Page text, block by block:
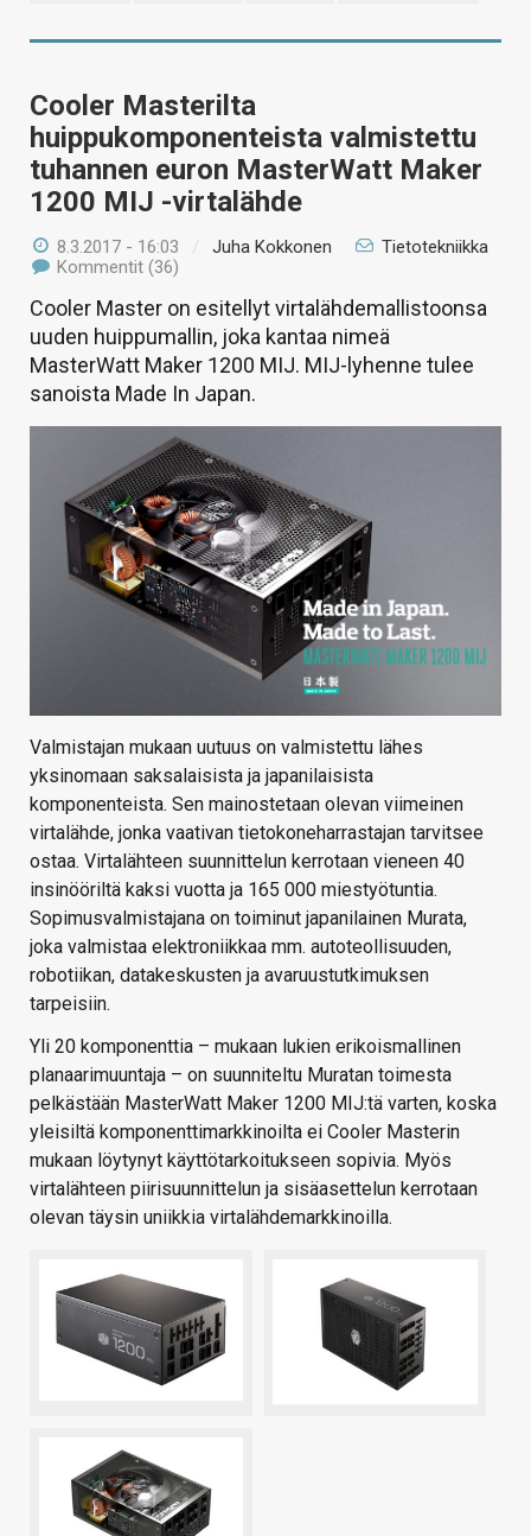
Cooler Masterilta
huippukomponenteista valmistettu
tuhannen euron MasterWatt Maker
1200 MIJ -virtalähde
8.3.2017 - 16:03 / Juha Kokkonen
Tietotekniikka
Kommentit (36)
Cooler Master on esitellyt virtalähdemallistoonsa
uuden huippumallin, joka kantaa nimeä
MasterWatt Maker 1200 MIJ. MIJ-lyhenne tulee
sanoista Made In Japan.
Valmistajan mukaan uutuus on valmistettu lähes
yksinomaan saksalaisista ja japanilaisista
komponenteista. Sen mainostetaan olevan viimeinen
virtalähde, jonka vaativan tietokoneharrastajan tarvitsee
ostaa. Virtalähteen suunnittelun kerrotaan vieneen 40
insinööriltä kaksi vuotta ja 165 000 miestyötuntia.
Sopimusvalmistajana on toiminut japanilainen Murata,
joka valmistaa elektroniikkaa mm. autoteollisuuden,
robotiikan, datakeskusten ja avaruustutkimuksen
tarpeisiin.
Yli 20 komponenttia – mukaan lukien erikoismallinen
planaarimuuntaja – on suunniteltu Muratan toimesta
pelkästään MasterWatt Maker 1200 MIJ:tä varten, koska
yleisiltä komponenttimarkkinoilta ei Cooler Masterin
mukaan löytynyt käyttötarkoitukseen sopivia. Myös
virtalähteen piirisuunnittelun ja sisäasettelun kerrotaan
olevan täysin uniikkia virtalähdemarkkinoilla.